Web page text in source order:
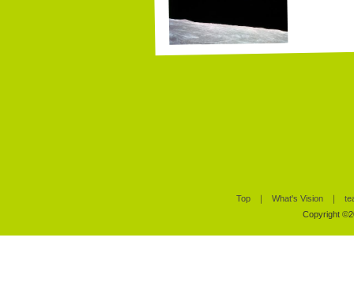
Top ｜ What's Vision ｜
Copyright